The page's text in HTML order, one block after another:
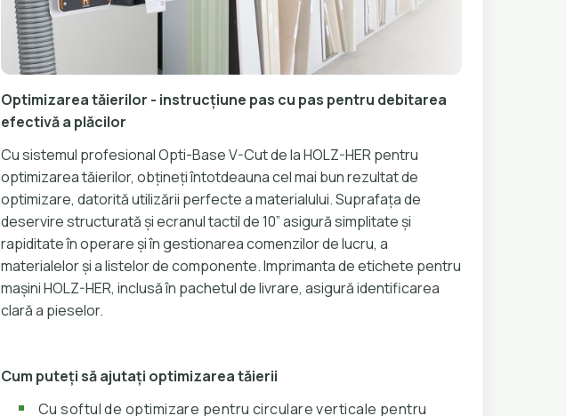
Optimizarea tăierilor - instrucțiune pas cu pas pentru debitarea
efectivă a plăcilor
Cu sistemul profesional Opti-Base V-Cut de la HOLZ-HER pentru
optimizarea tăierilor, obțineți întotdeauna cel mai bun rezultat de
optimizare, datorită utilizării perfecte a materialului. Suprafața de
deservire structurată și ecranul tactil de 10” asigură simplitate și
rapiditate în operare și în gestionarea comenzilor de lucru, a
materialelor și a listelor de componente. Imprimanta de etichete pentru
mașini HOLZ-HER, inclusă în pachetul de livrare, asigură identificarea
clară a pieselor.
Cum puteți să ajutați optimizarea tăierii
Cu softul de optimizare pentru circulare verticale pentru